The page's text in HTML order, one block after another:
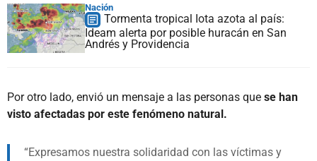
Nación
Tormenta tropical Iota azota al país:
Ideam alerta por posible huracán en San
Andrés y Providencia
Por otro lado, envió un mensaje a las personas que se han
visto afectadas por este fenómeno natural.
Expresamos nuestra solidaridad con las víctimas y